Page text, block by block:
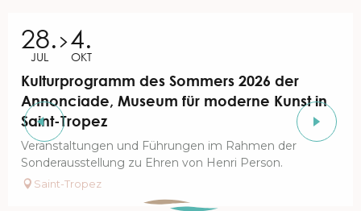
28.
JUL
4.
OKT
Kulturprogramm des Sommers 2026 der
Annonciade, Museum für moderne Kunst in
Saint-Tropez
Veranstaltungen und Führungen im Rahmen der
Sonderausstellung zu Ehren von Henri Person.
Saint-Tropez